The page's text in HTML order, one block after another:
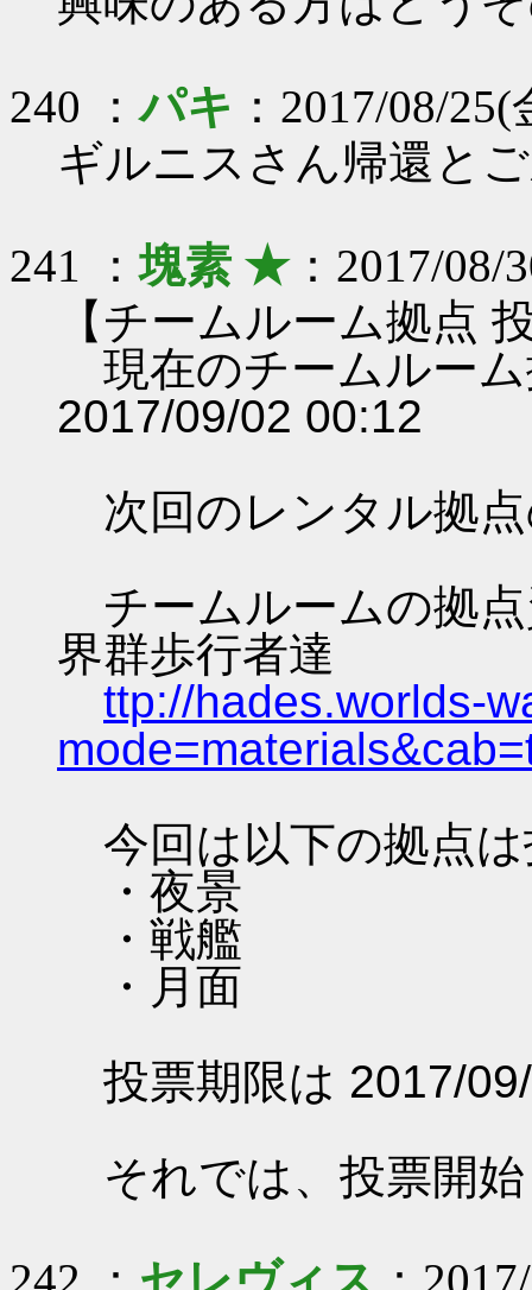
240 ：パキ ：2017/08/
ギルニスさん帰還と
241 ：塊素 ★：2017/08/
【チームルーム拠点
現在のチームルー
2017/09/02 00:12
次回のレンタル拠
チームルームの拠
界群歩行者達
ttp://hades.worlds-
今回は以下の拠点
・夜景
・戦艦
・月面
投票期限は 2017/
それでは、投票開